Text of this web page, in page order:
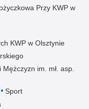
Przy KWP w
KWP w Olsztynie
im. mł. asp.
Sport